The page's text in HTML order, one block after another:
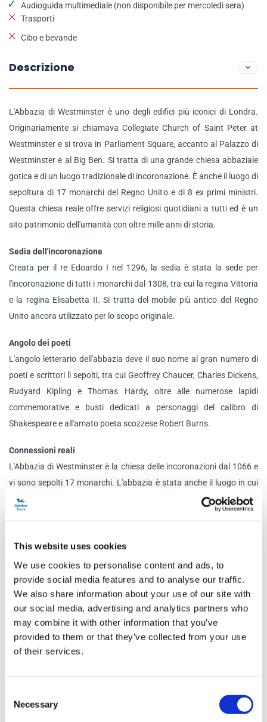
This website uses cookies
We use cookies to personalise content and ads, to
provide social media features and to analyse our traffic.
We also share information about your use of our site with
our social media, advertising and analytics partners who
may combine it with other information that you’ve
provided to them or that they’ve collected from your use
of their services.
Selection
Necessary
Audioguida multimediale (non disponibile per mercoledì sera)
Trasporti
Cibo e bevande
Descrizione
L'Abbazia di Westminster è uno degli edifici più iconici di Londra.
Originariamente si chiamava Collegiate Church of Saint Peter at
Westminster e si trova in Parliament Square, accanto al Palazzo di
Westminster e al Big Ben. Si tratta di una grande chiesa abbaziale
gotica e di un luogo tradizionale di incoronazione. È anche il luogo di
sepoltura di 17 monarchi del Regno Unito e di 8 ex primi ministri.
Questa chiesa reale offre servizi religiosi quotidiani a tutti ed è un
sito patrimonio dell'umanità con oltre mille anni di storia.
Sedia dell'incoronazione
Creata per il re Edoardo I nel 1296, la sedia è stata la sede per
l'incoronazione di tutti i monarchi dal 1308, tra cui la regina Vittoria
e la regina Elisabetta II. Si tratta del mobile più antico del Regno
Unito ancora utilizzato per lo scopo originale.
Angolo dei poeti
L'angolo letterario dell'abbazia deve il suo nome al gran numero di
poeti e scrittori lì sepolti, tra cui Geoffrey Chaucer, Charles Dickens,
Rudyard Kipling e Thomas Hardy, oltre alle numerose lapidi
commemorative e busti dedicati a personaggi del calibro di
Shakespeare e all'amato poeta scozzese Robert Burns.
Connessioni reali
L'Abbazia di Westminster è la chiesa delle incoronazioni dal 1066 e
vi sono sepolti 17 monarchi. L'abbazia è stata anche il luogo in cui
William e Kate si sono sposati nel 2011.
La guida multimediale è inclusa nel prezzo del biglietto d'ingresso e
Programma
Lun - Ven:
Sab:
9:00 - 15:00 (ultimo ingresso)